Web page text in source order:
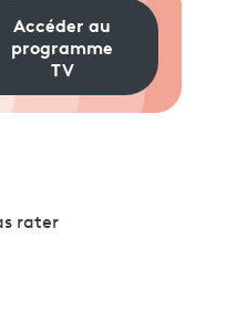
Accéder au
programme
TV
rater